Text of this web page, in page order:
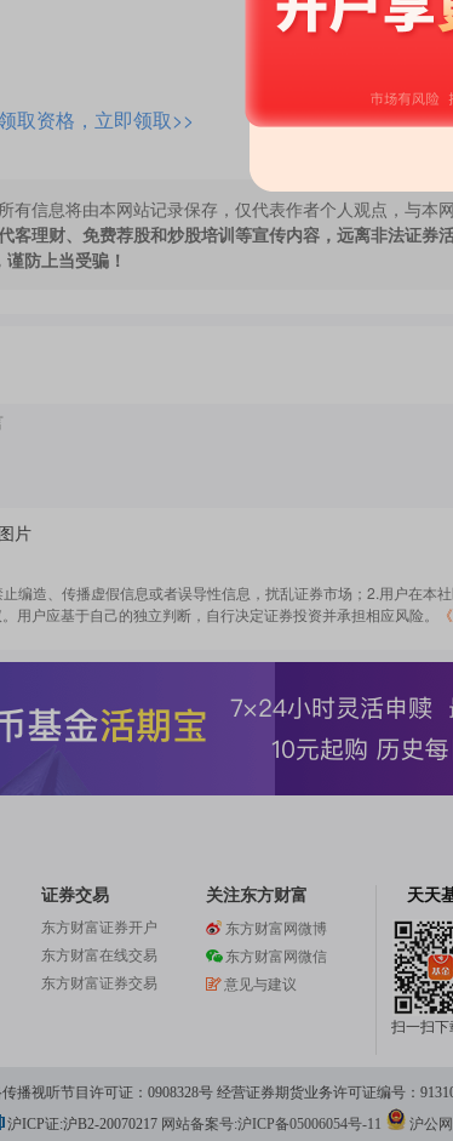
取资格，立即领取>>
有信息将由本网站记录保存，仅代表作者个人观点，与本
客理财、免费荐股和炒股培训等宣传内容，远离非法证券
防上当受骗！
片
编造、传播虚假信息或者误导性信息，扰乱证券市场；2.用户在本
用户应基于自己的独立判断，自行决定证券投资并承担相应风险。
证券交易
东方财富证券开户
东方财富在线交易
东方财富证券交易
关注东方财富
东方财富网微博
东方财富网微信
意见与建议
天天
扫一扫下
播视听节目许可证：0908328号 经营证券期货业务许可证编号：
沪ICP证:沪B2-20070217 网站备案号:沪ICP备05006054号-11 沪公